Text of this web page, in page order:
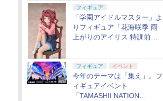
定
フィギュア
「学園アイドルマスター」よ
りフィギュア「花海咲季 雨
上がりのアイリス 特訓前
フィギュア イベント
今年のテーマは「集え」。フ
ィギュアイベント
「TAMASHII NATION